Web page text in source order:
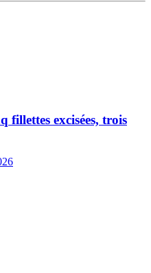
fillettes excisées, trois